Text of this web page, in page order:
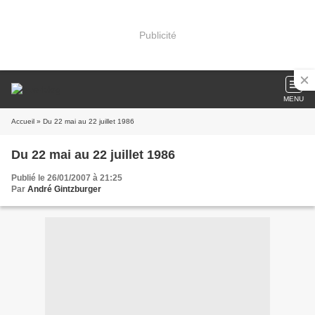
Publicité
MENU
Accueil » Du 22 mai au 22 juillet 1986
Du 22 mai au 22 juillet 1986
Publié le 26/01/2007 à 21:25
Par André Gintzburger